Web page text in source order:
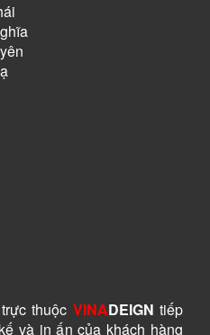
trực thuộc VINADEIGN tiếp
và in ấn của khách hàng